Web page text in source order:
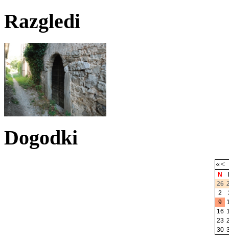
Razgledi
Dogodki
«<
N
26
2
9
16
23
30